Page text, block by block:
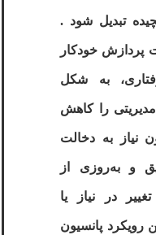
تبدیل شود .
پردازش خودکار
به شکل
را کاهش
نیاز به دخالت
و به‌روزی از
در نیاز یا
رویکرد پانسیون